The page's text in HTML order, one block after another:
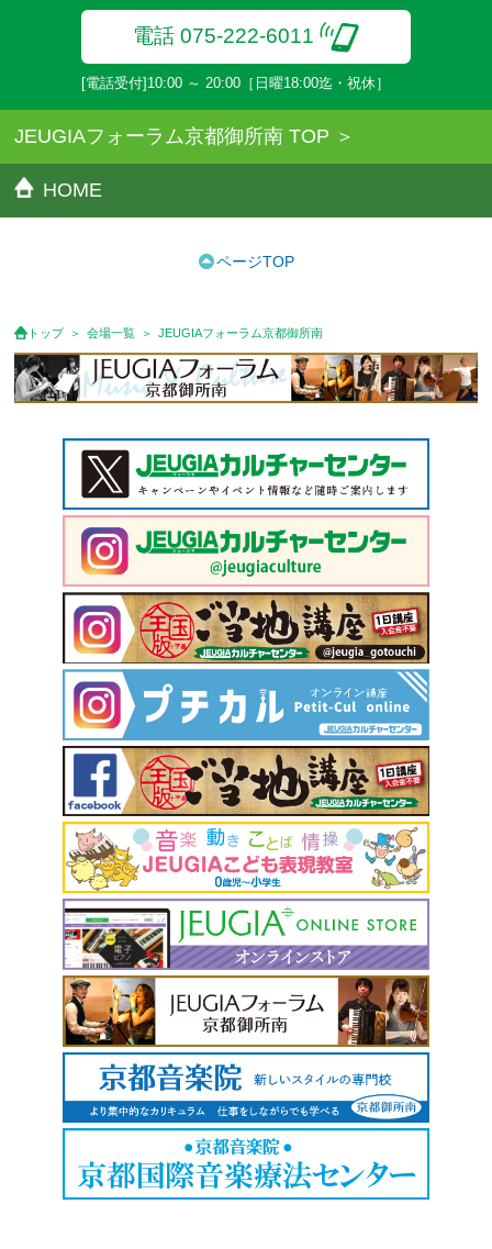
電話 075-222-6011
[電話受付]10:00 ～ 20:00［日曜18:00迄・祝休］
JEUGIAフォーラム京都御所南 TOP
HOME
ページTOP
トップ 会場一覧 JEUGIAフォーラム京都御所南